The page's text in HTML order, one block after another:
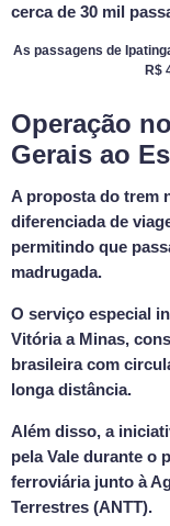
cerca de 30 mil
As passagens de
R$
Operação
Gerais ao
A proposta do trem
diferenciada de
permitindo que
madrugada.
O serviço especial
Vitória a Minas,
brasileira com
longa distância.
Além disso, a
pela Vale durante o
ferroviária junto à
Terrestres (ANTT).